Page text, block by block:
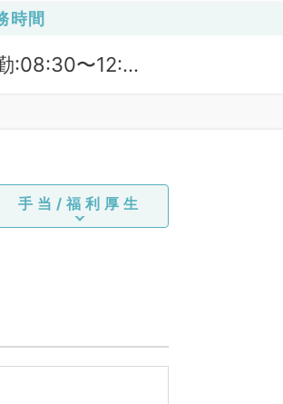
時間
:08:30〜12:30
手当/福利厚生